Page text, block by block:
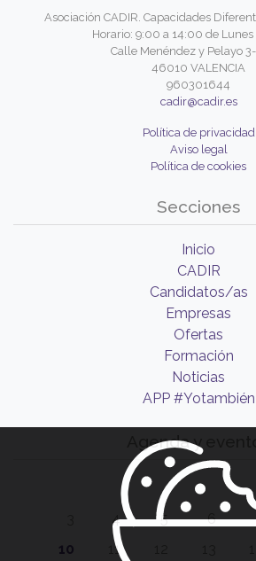
Asociación CADIR. Capacidades
Horario: 9:00 a 14:00 de Lunes
Calle Menéndez y Pelayo
46010 VALENCIA
960301644
cadir@cadir.es
Política de privacidad
Aviso legal
Política de cookies
Secciones
Inicio
CADIR
Candidatos/as
Empresas
Ofertas
Formación
Noticias
APP #Yotambién
Agenda y
4 5 6
10
11